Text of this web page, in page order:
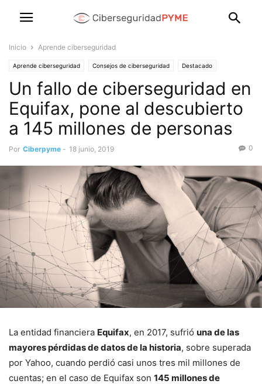
Inicio Aprende ciberseguridad
Aprende ciberseguridad Consejos de ciberseguridad Destacado
Formación básica para usuarios
Un fallo de ciberseguridad en
Equifax, pone al descubierto
a 145 millones de personas
Por Ciberpyme - 18 junio, 2019 0
La entidad financiera Equifax, en 2017, sufrió una de las
mayores pérdidas de datos de la historia, sobre superada
por Yahoo, cuando perdió casi unos tres mil millones de
cuentas; en el caso de Equifax son 145 millones de